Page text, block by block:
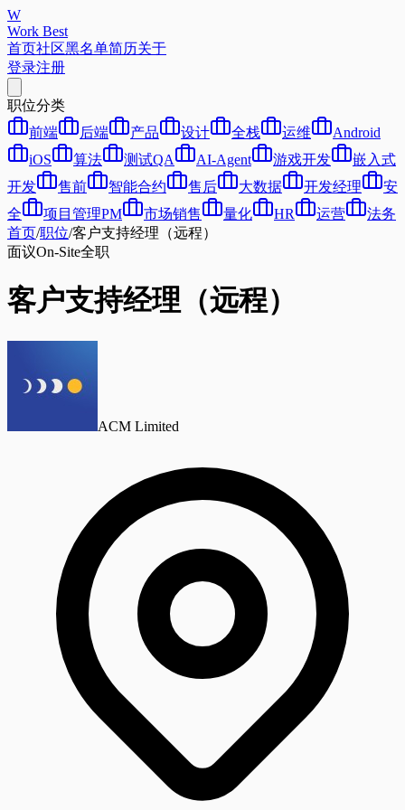
W
Work Best
首页社区黑名单简历关于
登录注册
职位分类
前端
后端 产品 设计 全栈 运维
Android
iOS
算法 测试QA AI-Agent 游戏开发
嵌入式
开发
售前 智能合约 售后 大数据 开发经理
安
全
项目管理PM 市场销售 量化 HR 运营
法务
首页/职位/客户支持经理（远程）
面议On-Site全职
客户支持经理（远程）
ACM Limited